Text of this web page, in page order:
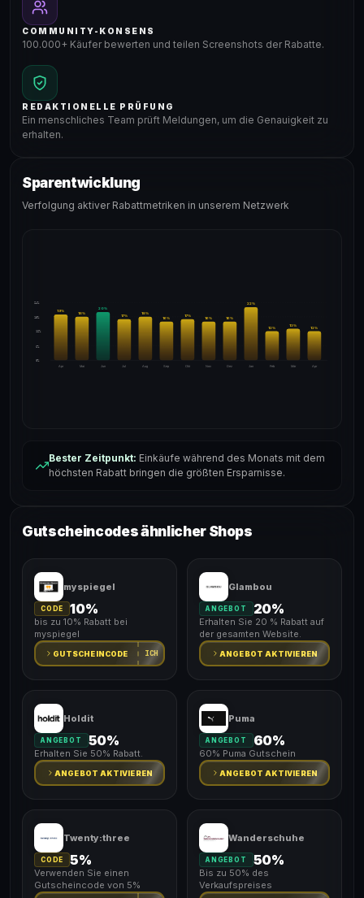
COMMUNITY-KONSENS
100.000+ Käufer bewerten und teilen Screenshots der Rabatte.
REDAKTIONELLE PRÜFUNG
Ein menschliches Team prüft Meldungen, um die Genauigkeit zu
erhalten.
Sparentwicklung
Verfolgung aktiver Rabattmetriken in unserem Netzwerk
24%
18%
12%
6%
0%
Apr
19%
Mai
18%
Jun
20%
Jul
17%
Aug
18%
Sep
16%
Okt
17%
Nov
16%
Dez
16%
Jan
22%
Feb
12%
Mär
13%
Apr
12%
Bester Zeitpunkt: Einkäufe während des Monats mit dem
höchsten Rabatt bringen die größten Ersparnisse.
Gutscheincodes ähnlicher Shops
myspiegel
CODE 10%
bis zu 10% Rabatt bei
myspiegel
GUTSCHEINCODE ICH
Glambou
ANGEBOT 20%
Erhalten Sie 20 % Rabatt auf
der gesamten Website.
ANGEBOT AKTIVIEREN
Holdit
ANGEBOT 50%
Erhalten Sie 50% Rabatt.
ANGEBOT AKTIVIEREN
Puma
ANGEBOT 60%
60% Puma Gutschein
ANGEBOT AKTIVIEREN
Twenty:three
CODE 5%
Verwenden Sie einen
Gutscheincode von 5%
Wanderschuhe
ANGEBOT 50%
Bis zu 50% des
Verkaufspreises